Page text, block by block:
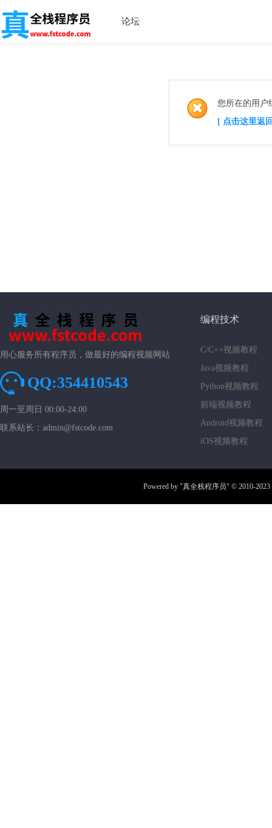
论坛
您所在的用户
[ 点击这里返
用心服务所有程序员，做最好的编程视频网站
QQ:354410543
周一至周日 00:00-24:00
联系站长：admin@fstcode.com
编程技术
C/C++视频教程
Java视频教程
Python视频教程
前端视频教程
Android视频教程
iOS视频教程
Powered by "真全栈程序员" © 2010-2023